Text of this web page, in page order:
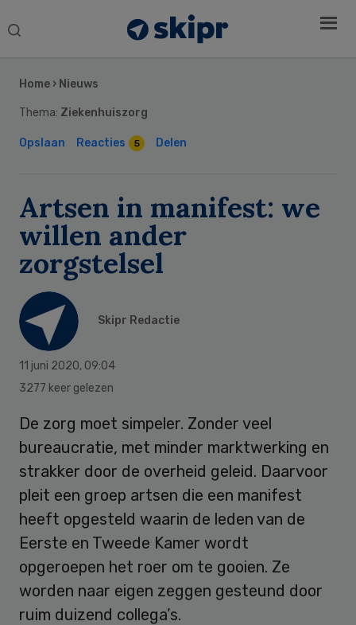
Search
Home › Nieuws
Thema: Ziekenhuiszorg
Opslaan Reacties 5 Delen
Artsen in manifest: we
willen ander
zorgstelsel
Skipr Redactie
11 juni 2020, 09:04
3277 keer gelezen
De zorg moet simpeler. Zonder veel
bureaucratie, met minder marktwerking en
strakker door de overheid geleid. Daarvoor
pleit een groep artsen die een manifest
heeft opgesteld waarin de leden van de
Eerste en Tweede Kamer wordt
opgeroepen het roer om te gooien. Ze
worden naar eigen zeggen gesteund door
ruim duizend collega’s.
Sidebar